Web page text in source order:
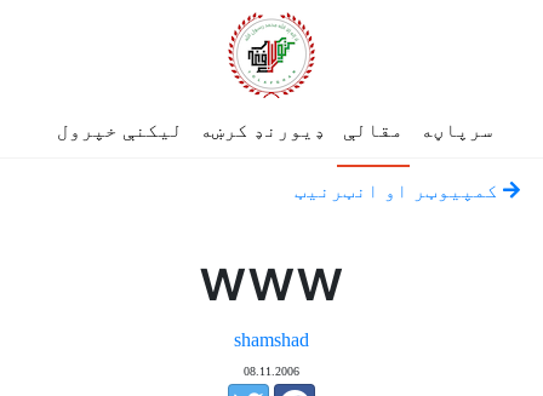
سرپاڼه مقالې ډیورنډ کرښه لیکنې خپرول
کمپيوټر او انټرنيټ
www
shamshad
08.11.2006